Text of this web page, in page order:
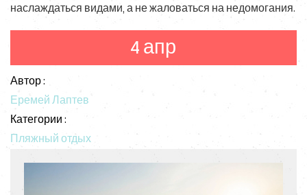
наслаждаться видами, а не жаловаться на недомогания.
4 апр
Автор :
Еремей Лаптев
Категории :
Пляжный отдых